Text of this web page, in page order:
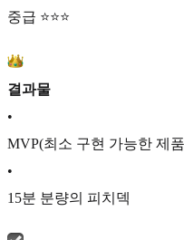
중급 ⭐⭐⭐
결과물
•
MVP(최소 구현 가능한 제
•
15분 분량의 피치덱